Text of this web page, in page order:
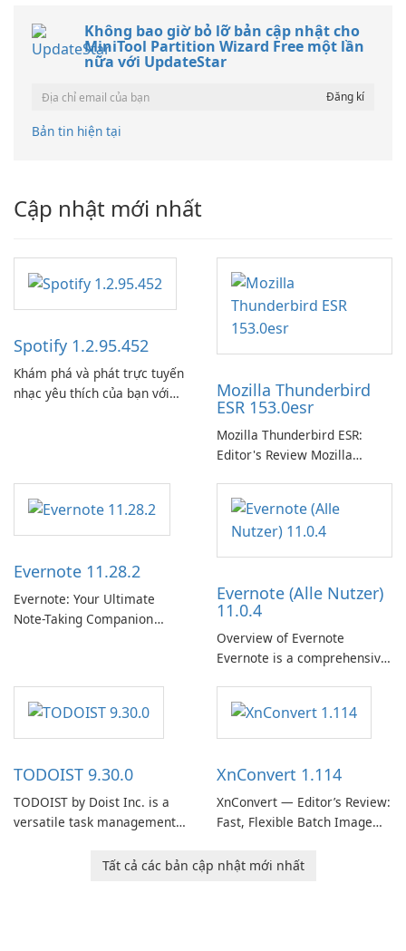
Không bao giờ bỏ lỡ bản cập nhật cho
MiniTool Partition Wizard Free một lần
nữa với UpdateStar
Bản tin hiện tại
Cập nhật mới nhất
Spotify 1.2.95.452
Khám phá và phát trực tuyến
nhạc yêu thích của bạn với
Mozilla Thunderbird
ESR 153.0esr
Mozilla Thunderbird ESR:
Editor's Review Mozilla
Support Release) is the long-
term support channel of the
Thunderbird desktop email
client designed for
need predictable …
Evernote 11.28.2
Evernote: Your Ultimate
Note-Taking Companion
helps users capture ideas,
organize to-do lists, and keep
track of important
Evernote (Alle Nutzer)
11.0.4
Overview of Evernote
Evernote is a comprehensive
software designed to help
users capture, organize, and
access information across
TODOIST 9.30.0
TODOIST by Doist Inc. is a
versatile task management
individuals and teams
XnConvert 1.114
XnConvert — Editor’s Review:
Fast, Flexible Batch Image
macOS and Linux XnConvert
Tất cả các bản cập nhật mới nhất